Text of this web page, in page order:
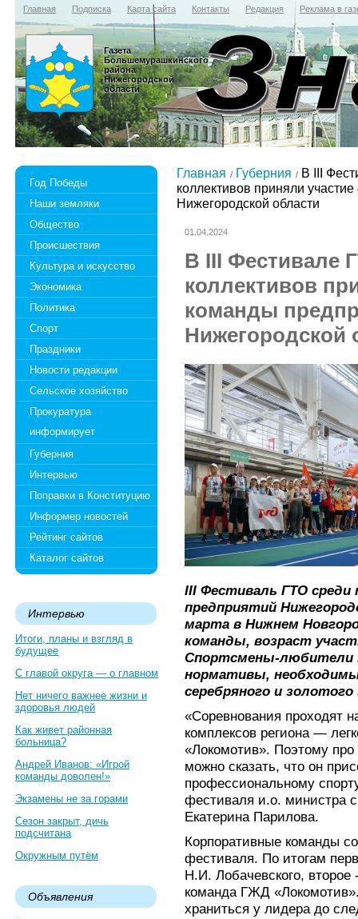
Главная Подписка Карта сайта Контакты Редакция Реклама в
Газета
Большемурашкинского
района
Нижегородской
области
Год Победы
Наши земляки
Общество
Происшествия
Культура и искусство
Экономика
Политика
Спорт
Праздники
Новости редакции
Сельское хозяйство
Прокуратура
информирует
Губерния
Интервью
Поправки в Конституцию
Информер новостей
Рейтинг сайтов
Каталог сайтов
Интервью
Итоги, планы и взгляд в
будущее
С главой округа — о главном
Нет ничего важнее жизни и
здоровья людей
Как живет районная
больница?
Андрей Иванов: «Игрой
команды доволен!»
Экзамены не за горами
Сезон закрыт, дичь
подсчитана
Окружным путём
Объявления
Главная Губерния
В III
коллективов приняли
Нижегородской области
01.04.2024
В III Фестивале
коллективов
команды
Нижегородской
III Фестиваль ГТО
предприятий
марта в Нижнем
команды, возраст
Спортсмены-любители
нормативы,
серебряного и
«Соревнования проходят
комплексов региона —
«Локомотив». Поэтому про
можно сказать, что он
профессиональному
фестиваля и.о. министра
Екатерина Парилова.
Корпоративные команды
фестиваля. По итогам
Н.И. Лобачевского,
команда ГЖД
храниться у лидера до